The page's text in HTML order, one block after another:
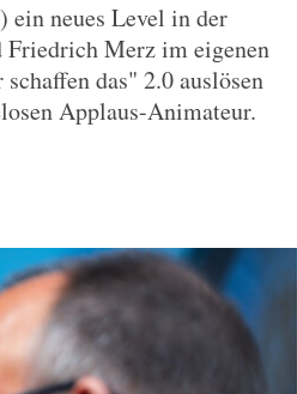
neues Level in der
Friedrich Merz im eigenen
das" 2.0 auslösen
Applaus-Animateur.